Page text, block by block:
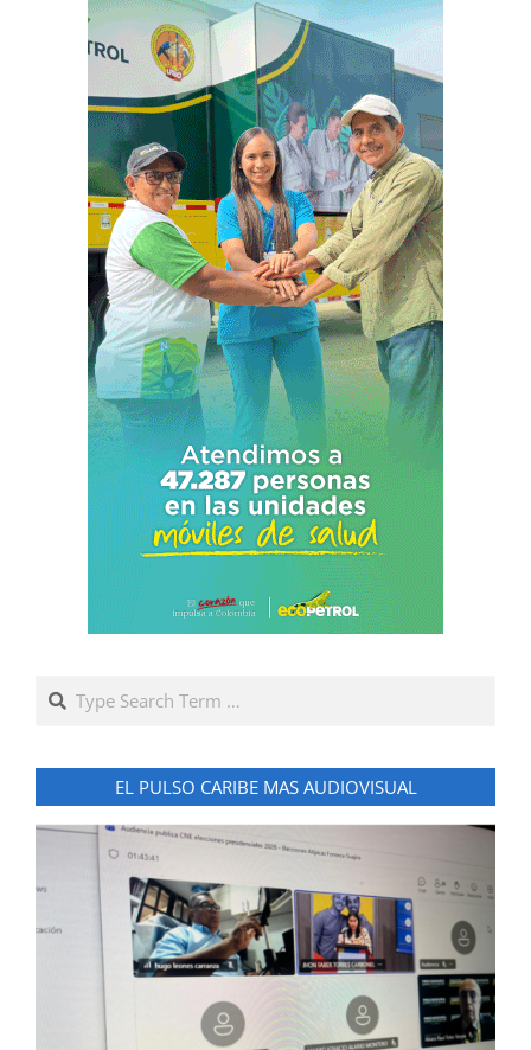
Search
EL PULSO CARIBE MAS AUDIOVISUAL